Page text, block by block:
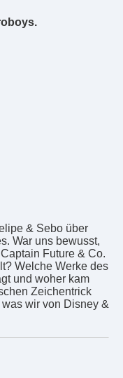
& Sebo über
War uns bewusst,
Future & Co.
Welche Werke des
und woher kam
Zeichentrick
wir von Disney &